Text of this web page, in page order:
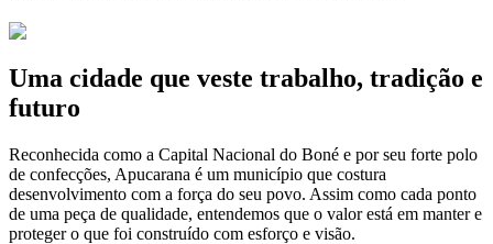
Uma cidade que veste trabalho, tradição e
futuro
Reconhecida como a Capital Nacional do Boné e por seu forte polo
de confecções, Apucarana é um município que costura
desenvolvimento com a força do seu povo. Assim como cada ponto
de uma peça de qualidade, entendemos que o valor está em manter e
proteger o que foi construído com esforço e visão.